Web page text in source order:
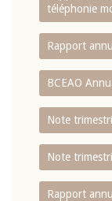
téléphonie
Rapport
BCEAO
Note
Note
Rapport